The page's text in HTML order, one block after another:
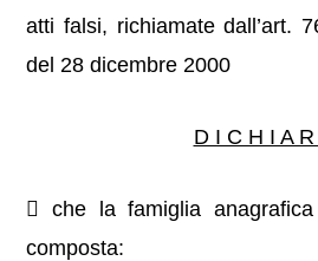
atti falsi, richiamate dall’art.
del 28 dicembre 2000
D I C H I A
 che la famiglia
composta: